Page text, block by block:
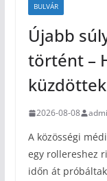
BULVÁR
Újabb
történt –
2026-08-08
A közösségi
egy rollereshez
időn át